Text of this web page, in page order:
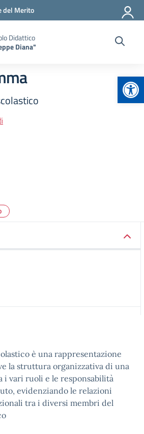
del Merito
Didattico
Diana"
è una rappresentazione
la struttura organizzativa di una
i vari ruoli e le responsabilità
evidenziando le relazioni
tra i diversi membri del